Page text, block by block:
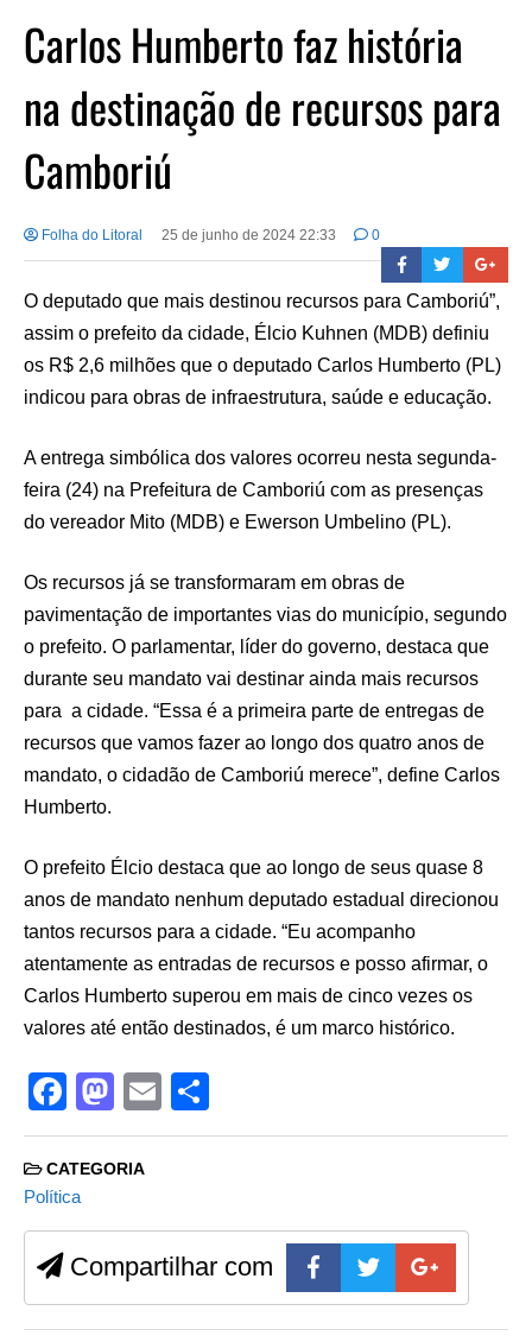
Carlos Humberto faz história
na destinação de recursos para
Camboriú
Folha do Litoral 25 de junho de 2024 22:33 0
O deputado que mais destinou recursos para Camboriú”,
assim o prefeito da cidade, Élcio Kuhnen (MDB) definiu
os R$ 2,6 milhões que o deputado Carlos Humberto (PL)
indicou para obras de infraestrutura, saúde e educação.
A entrega simbólica dos valores ocorreu nesta segunda-
feira (24) na Prefeitura de Camboriú com as presenças
do vereador Mito (MDB) e Ewerson Umbelino (PL).
Os recursos já se transformaram em obras de
pavimentação de importantes vias do município, segundo
o prefeito. O parlamentar, líder do governo, destaca que
durante seu mandato vai destinar ainda mais recursos
para a cidade. “Essa é a primeira parte de entregas de
recursos que vamos fazer ao longo dos quatro anos de
mandato, o cidadão de Camboriú merece”, define Carlos
Humberto.
O prefeito Élcio destaca que ao longo de seus quase 8
anos de mandato nenhum deputado estadual direcionou
tantos recursos para a cidade. “Eu acompanho
atentamente as entradas de recursos e posso afirmar, o
Carlos Humberto superou em mais de cinco vezes os
valores até então destinados, é um marco histórico.
F
a
c
e
b
o
o
M
a
st
d
o
n
E
m h
CATEGORIA
Política
Compartilhar com